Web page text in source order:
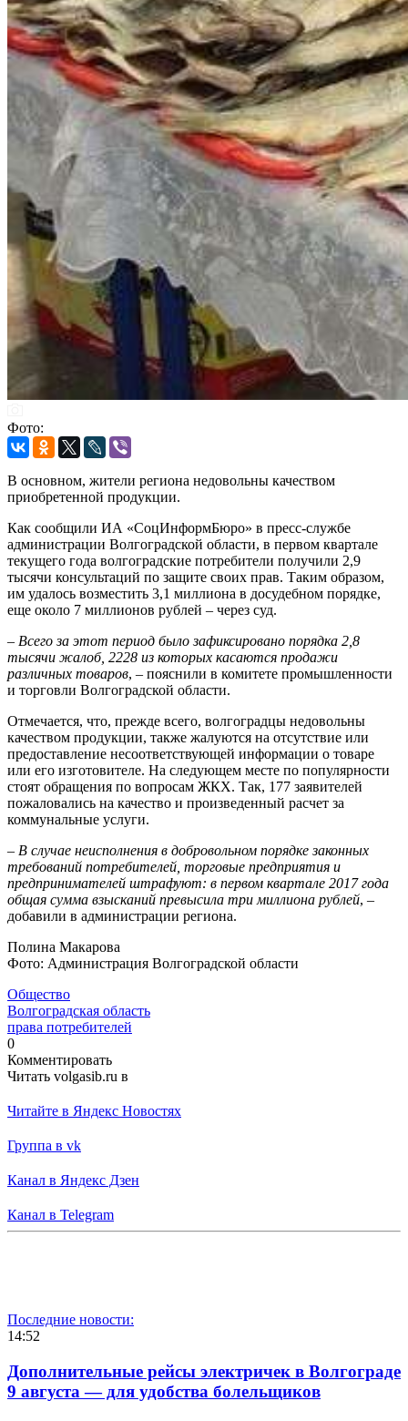
Фото:
В основном, жители региона недовольны качеством
приобретенной продукции.
Как сообщили ИА «СоцИнформБюро» в пресс-службе
администрации Волгоградской области, в первом квартале
текущего года волгоградские потребители получили 2,9
тысячи консультаций по защите своих прав. Таким образом,
им удалось возместить 3,1 миллиона в досудебном порядке,
еще около 7 миллионов рублей – через суд.
– Всего за этот период было зафиксировано порядка 2,8
тысячи жалоб, 2228 из которых касаются продажи
различных товаров, – пояснили в комитете промышленности
и торговли Волгоградской области.
Отмечается, что, прежде всего, волгоградцы недовольны
качеством продукции, также жалуются на отсутствие или
предоставление несоответствующей информации о товаре
или его изготовителе. На следующем месте по популярности
стоят обращения по вопросам ЖКХ. Так, 177 заявителей
пожаловались на качество и произведенный расчет за
коммунальные услуги.
– В случае неисполнения в добровольном порядке законных
требований потребителей, торговые предприятия и
предпринимателей штрафуют: в первом квартале 2017 года
общая сумма взысканий превысила три миллиона рублей, –
добавили в администрации региона.
Полина Макарова
Фото: Администрация Волгоградской области
Общество
Волгоградская область
права потребителей
0
Комментировать
Читать volgasib.ru в
Читайте в Яндекс Новостях
Группа в vk
Канал в Яндекс Дзен
Канал в Telegram
Последние новости:
14:52
Дополнительные рейсы электричек в Волгограде
9 августа — для удобства болельщиков